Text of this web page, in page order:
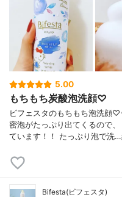
5.00
もちもち炭酸泡洗顔♡
ビフェスタのもちもち泡洗顔
密泡がたっぷり出てくるので
ています！！ たっぷり泡で洗…
Bifesta(ビフェスタ)